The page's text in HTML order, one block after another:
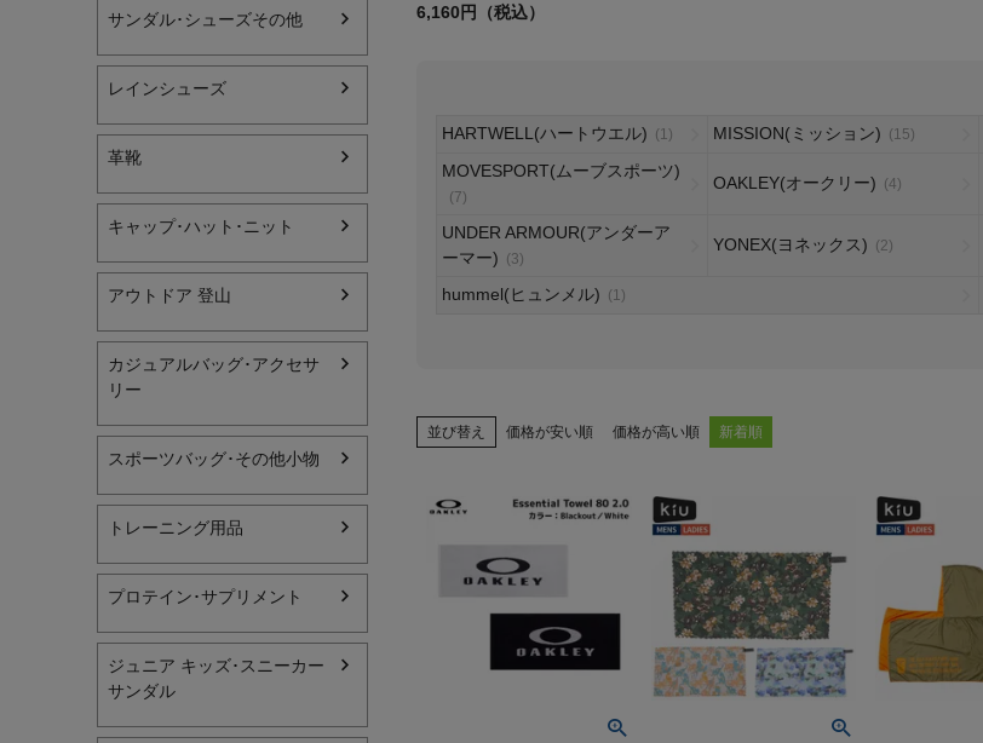
アウトドア 登山
全てのカテゴリを見る
ビジネス
サンダル･シューズその他
レインシューズ
革靴
キャップ･ハット･ニット
アウトドア 登山
カジュアルバッグ･アクセサ
リー
スポーツバッグ･その他小物
トレーニング用品
プロテイン･サプリメント
ジュニア キッズ･スニーカー
サンダル
Nomadix BROOKS
6,160円（税込）
HARTWELL(ハートウエル) (1) MISSION(ミッション) (15)
MOVESPORT(ムーブスポーツ)
(7)
OAKLEY(オークリー) (4)
UNDER ARMOUR(アンダーア
ーマー) (3)
YONEX(ヨネックス) (2)
hummel(ヒュンメル) (1)
並び替え 価格が安い順 価格が高い順 新着順